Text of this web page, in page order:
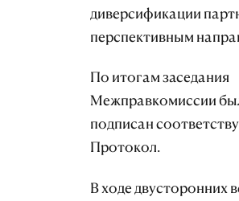
диверсификации
перспективным
По итогам заседания
Межправкомиссии
подписан
Протокол.
В ходе двусторонних